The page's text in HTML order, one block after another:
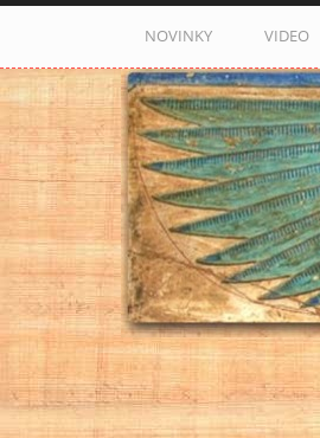
Skočiť na hlavný obsah
NOVINKY VIDEO